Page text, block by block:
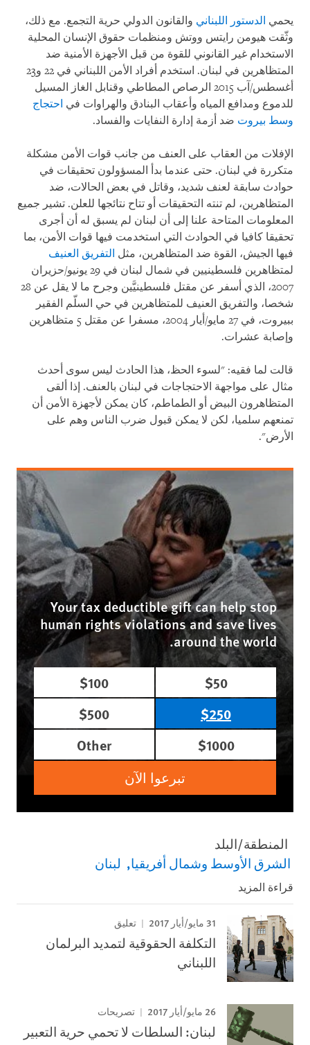
يحمي الدستور اللبناني والقانون الدولي حرية التجمع. مع ذلك،
وثّقت هيومن رايتس ووتش ومنظمات حقوق الإنسان المحلية
الاستخدام غير القانوني للقوة من قبل الأجهزة الأمنية ضد
المتظاهرين في لبنان. استخدم أفراد الأمن اللبناني في 22 و23
أغسطس/آب 2015 الرصاص المطاطي وقنابل الغاز المسيل
للدموع ومدافع المياه وأعقاب البنادق والهراوات في احتجاج
وسط بيروت ضد أزمة إدارة النفايات والفساد.
الإفلات من العقاب على العنف من جانب قوات الأمن مشكلة
متكررة في لبنان. حتى عندما بدأ المسؤولون تحقيقات في
حوادث سابقة لعنف شديد، وقاتل في بعض الحالات، ضد
المتظاهرين، لم تنته التحقيقات أو تتاح نتائجها للعلن. تشير جميع
المعلومات المتاحة علنا إلى أن لبنان لم يسبق له أن أجرى
تحقيقا كافيا في الحوادث التي استخدمت فيها قوات الأمن، بما
فيها الجيش، القوة ضد المتظاهرين، مثل التفريق العنيف
لمتظاهرين فلسطينيين في شمال لبنان في 29 يونيو/حزيران
2007، الذي أسفر عن مقتل فلسطينيَّين وجرح ما لا يقل عن 28
شخصا، والتفريق العنيف للمتظاهرين في حي السلّم الفقير
ببيروت، في 27 مايو/أيار 2004، مسفرا عن مقتل 5 متظاهرين
وإصابة عشرات.
قالت لما فقيه: "لسوء الحظ، هذا الحادث ليس سوى أحدث
مثال على مواجهة الاحتجاجات في لبنان بالعنف. إذا ألقى
المتظاهرون البيض أو الطماطم، كان يمكن لأجهزة الأمن أن
تمنعهم سلميا، لكن لا يمكن قبول ضرب الناس وهم على
الأرض".
Your tax deductible gift can help stop
human rights violations and save lives
around the world.
$50
$100
$250
$500
$1000
Other
تبرعوا الآن
المنطقة/البلد
الشرق الأوسط وشمال أفريقيا
لبنان
قراءة المزيد
31 مايو/أيار 2017 تعليق
التكلفة الحقوقية لتمديد البرلمان
اللبناني
26 مايو/أيار 2017 تصريحات
لبنان: السلطات لا تحمي حرية التعبير